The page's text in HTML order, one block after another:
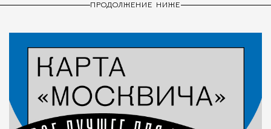
ПРОДОЛЖЕНИЕ НИЖЕ